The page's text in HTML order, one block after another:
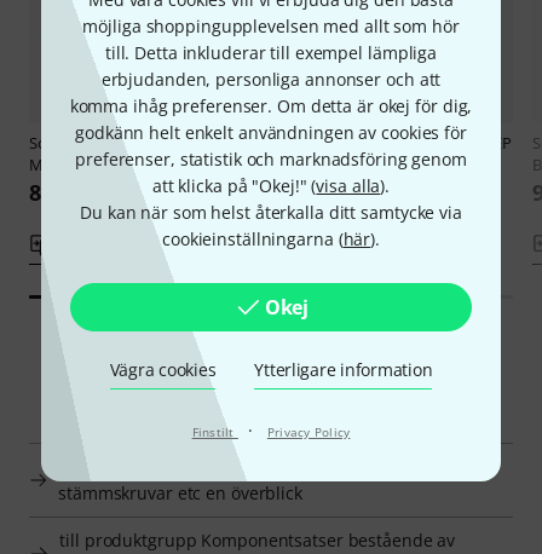
möjliga shoppingupplevelsen med allt som hör
till. Detta inkluderar till exempel lämpliga
erbjudanden, personliga annonser och att
komma ihåg preferenser. Om detta är okej för dig,
godkänn helt enkelt användningen av cookies för
preferenser, statistik och marknadsföring genom
att klicka på "Okej!" (visa alla).
Du kan när som helst återkalla ditt samtycke via
cookieinställningarna (här).
Okej
Vägra cookies Ytterligare information
Finstilt · Privacy Policy
SonowoodVn Parts Set 7 Pcs.
MW 1 Adj.
8 899 kr
SonowoodVn Parts Set 7 Pcs. EP
4 Adj.
8 890 kr
Jämför
Smart Navigator
Sonowood Komponentsatser bestående av hakstöd,
stämmskruvar etc en överblick
till produktgrupp Komponentsatser bestående av